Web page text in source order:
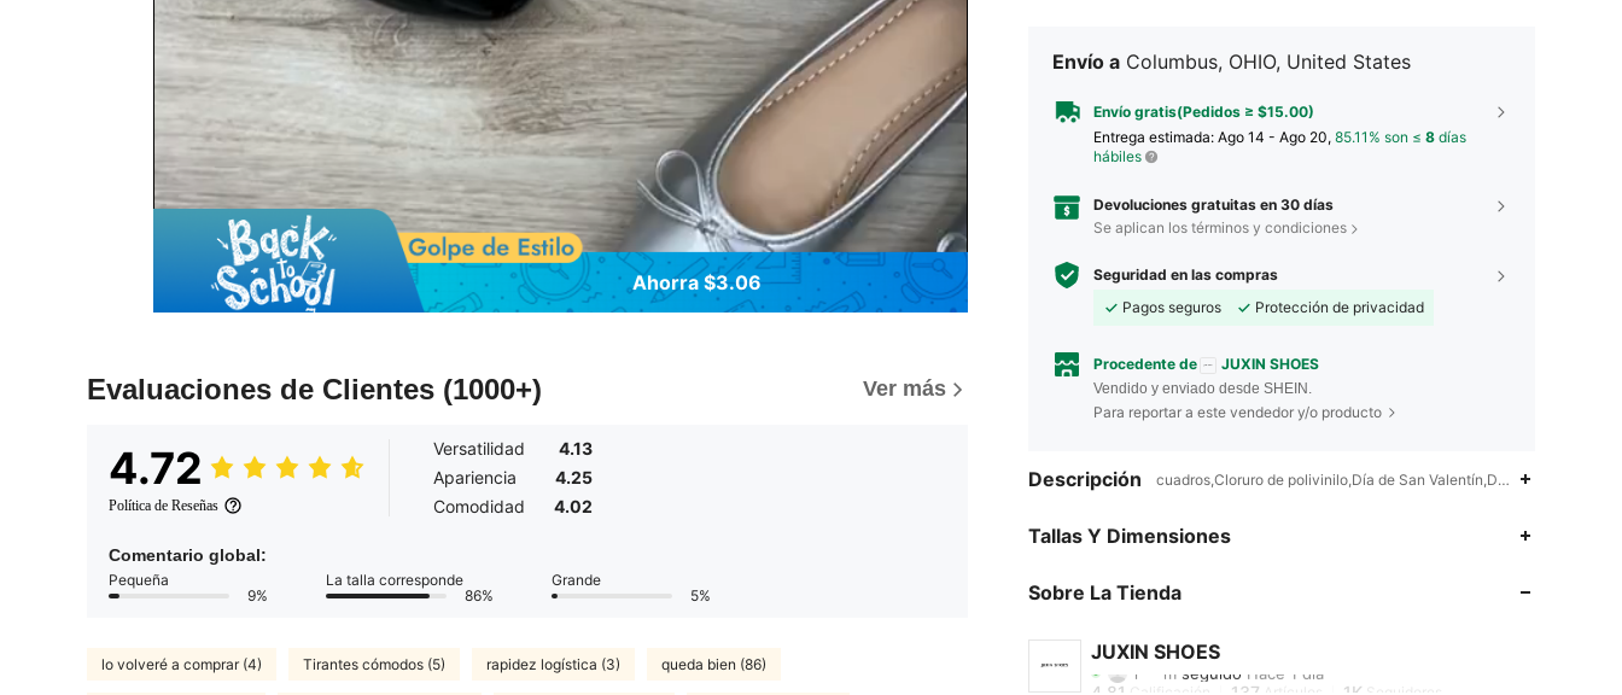
Ahorra $3.06
Evaluaciones de Clientes (1000+) Ver más
4.72
Política de Reseñas
Versatilidad
4.13
Apariencia
4.25
Comodidad
4.02
Comentario global:
Pequeña
9%
La talla corresponde
86%
Grande
5%
lo volveré a comprar (4) Tirantes cómodos (5) rapidez logística (3) queda bien (86)
Envío a Columbus, OHIO, United States
Envío gratis(Pedidos ≥ $15.00)
Entrega estimada: Ago 14 - Ago 20, 85.11% son ≤ 8 días
hábiles
Devoluciones gratuitas en 30 días
Se aplican los términos y condiciones
Seguridad en las compras
Pagos seguros
Protección de privacidad
Procedente de JUXIN SHOES
Vendido y enviado desde SHEIN.
Para reportar a este vendedor y/o producto
Descripción cuadros,Cloruro de polivinilo,Día de San Valentín,Día del
Tallas Y Dimensiones
Sobre La Tienda
JUXIN SHOES
l***mseguido
4.81 Calificación 137Artículos 1K